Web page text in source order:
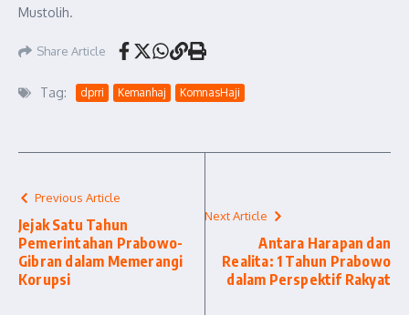
Mustolih.
Share Article
Tag: dprri Kemanhaj KomnasHaji
Previous Article
Jejak Satu Tahun
Pemerintahan Prabowo-
Gibran dalam Memerangi
Korupsi
Next Article
Antara Harapan dan
Realita: 1 Tahun Prabowo
dalam Perspektif Rakyat